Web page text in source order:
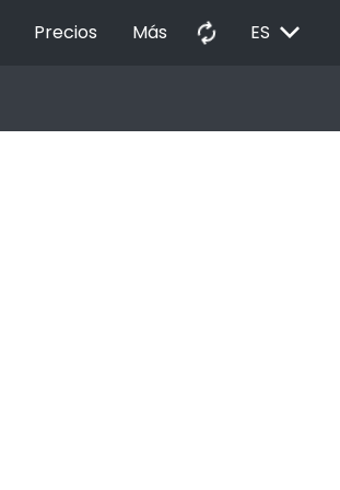
Precios Más autorenew ES EXPAND_MORE